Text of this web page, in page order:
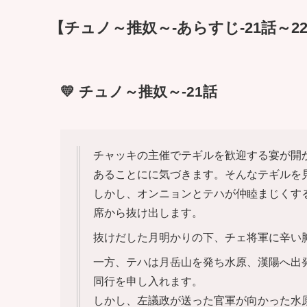
【チュノ～推奴～-あらすじ-21話～
💛 チュノ～推奴～-21話
チャッキの主催でテギルを歓迎する宴が
あることにに気づきます。そんなテギル
しかし、オンニョンとテハが仲睦まじく
席から抜け出します。
抜けだした月明かりの下、チェ将軍に辛い
一方、テハは月岳山を発ち水原、漢陽へ
同行を申し入れます。
しかし、左議政が送った官軍が向かった